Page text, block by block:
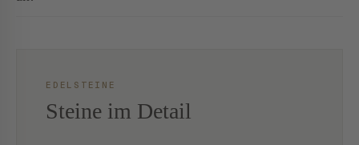
EDELSTEINE
Steine im Detail